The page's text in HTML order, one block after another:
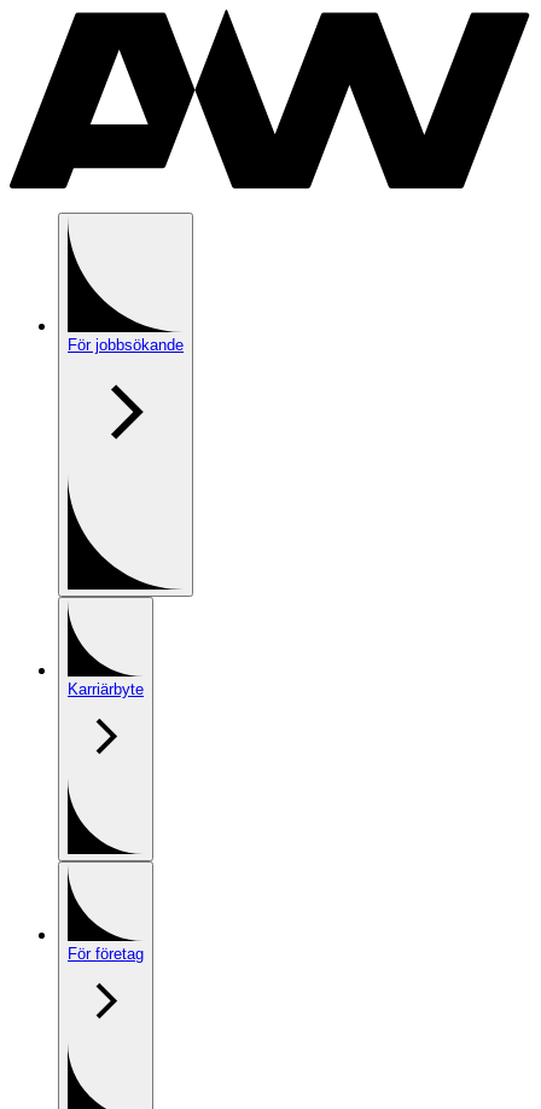
För jobbsökande
Karriärbyte
För företag